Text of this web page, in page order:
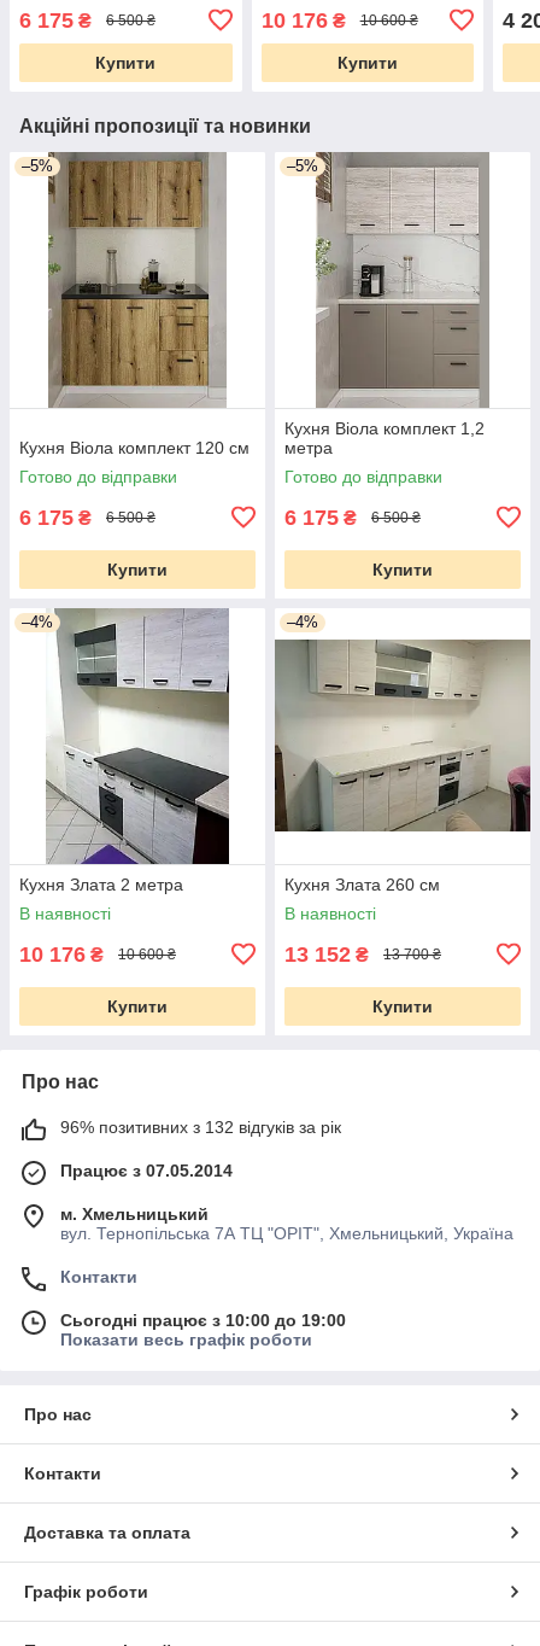
6 175 ₴ 6 500 ₴
Купити
10 176₴ 10 600 ₴
Купити
4
Акційні пропозиції та новинки
–5%
Кухня Віола комплект 120 см
Готово до відправки
6 175 ₴ 6 500 ₴
Купити
–5%
Кухня Віола комплект 1,2
метра
Готово до відправки
6 175 ₴ 6 500 ₴
Купити
–4%
Кухня Злата 2 метра
В наявності
10 176 ₴ 10 600 ₴
Купити
–4%
Кухня Злата 260 см
В наявності
13 152 ₴ 13 700 ₴
Купити
Про нас
96% позитивних з 132 відгуків за рік
Працює з 07.05.2014
м. Хмельницький
вул. Тернопільська 7А ТЦ "ОРІТ", Хмельницький, Україна
Контакти
Сьогодні працює з 10:00 до 19:00
Показати весь графік роботи
Про нас
Контакти
Доставка та оплата
Графік роботи